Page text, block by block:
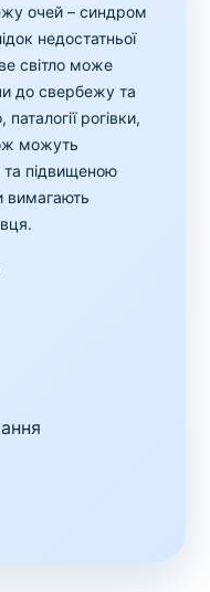
очей – синдром
недостатньої
світло може
до свербежу та
рогівки,
можуть
підвищеною
вимагають